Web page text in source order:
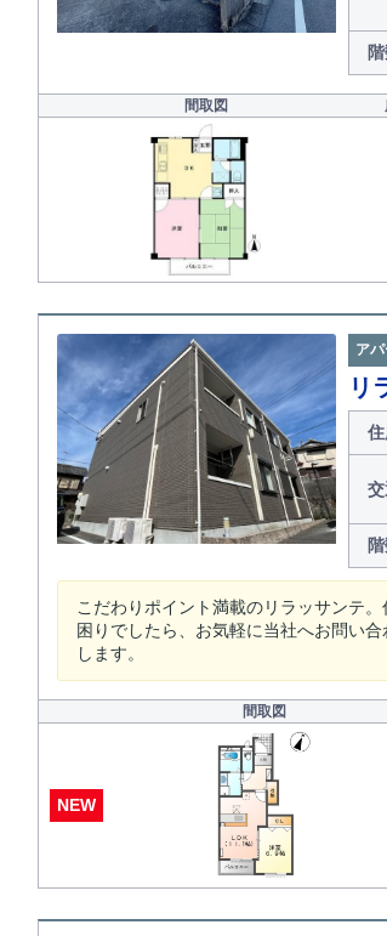
間取図
アパ
リ
こだわりポイント満載のリラッサンテ
困りでしたら、お気軽に当社へお問い
します。
間取図
NEW